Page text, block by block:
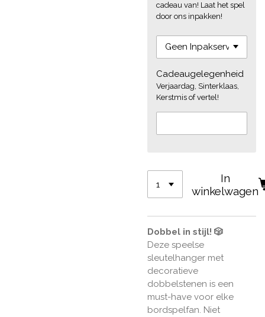
cadeau van! Laat het spel
door ons inpakken!
Cadeaugelegenheid
Verjaardag, Sinterklaas,
Kerstmis of vertel!
In
winkelwagen
Dobbel in stijl! 🎲
Deze speelse
sleutelhanger met
decoratieve
dobbelstenen is een
must-have voor elke
bordspelfan. Niet